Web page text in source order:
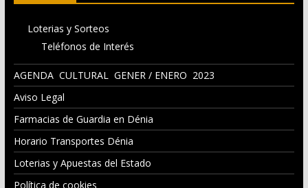
Loterias y Sorteos
Teléfonos de Interés
AGENDA CULTURAL GENER / ENERO 2023
Aviso Legal
Farmacias de Guardia en Dénia
Horario Transportes Dénia
Loterias y Apuestas del Estado
Política de cookies